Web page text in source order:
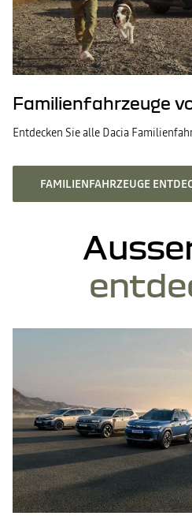
Familienfahrzeuge
Entdecken Sie alle Dacia
FAMILIENFAHRZEUGE